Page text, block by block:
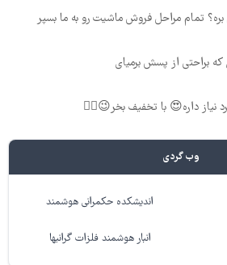
تمام مراحل فروش ماشیت رو به ما بسپر
براحتی از پسش برمیای
نیاز داره😍 با تخفیف بخر😉👌🏻
وب گردی
اندیشکده حکمرانی هوشمند
انبار هوشمند فلزات گرانبها